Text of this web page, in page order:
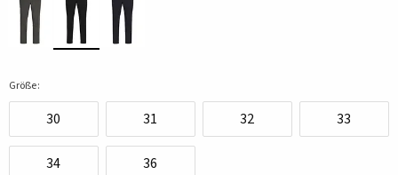
Größe:
30 31 32 33
34 36